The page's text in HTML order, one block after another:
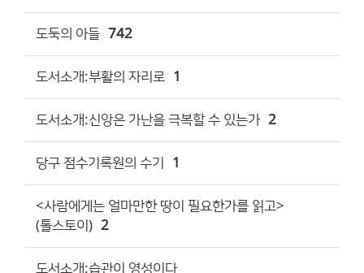
도둑의 아들 742
도서소개:부활의 자리로 1
도서소개:신앙은 가난을 극복할 수 있는가 2
당구 점수기록원의 수기 1
<사람에게는 얼마만한 땅이 필요한가를 읽고>
(톨스토이) 2
도서소개:습관이 영성이다